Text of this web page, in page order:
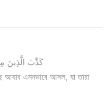
كَذَّبَ الَّذِينَ
আযাব এমনভাবে আসল, যা তারা